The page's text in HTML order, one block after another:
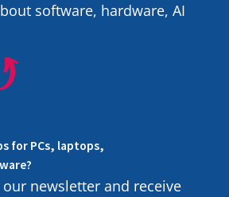
software, hardware, AI
for PCs, laptops,
newsletter and receive